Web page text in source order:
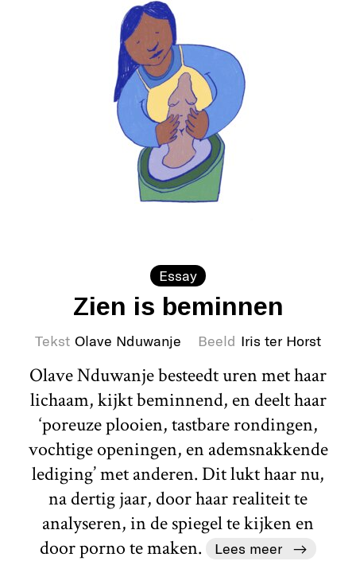
Essay
Zien is beminnen
Tekst Olave Nduwanje Beeld Iris ter Horst
Olave Nduwanje besteedt uren met haar
lichaam, kijkt beminnend, en deelt haar
‘poreuze plooien, tastbare rondingen,
vochtige openingen, en ademsnakkende
lediging’ met anderen. Dit lukt haar nu,
na dertig jaar, door haar realiteit te
analyseren, in de spiegel te kijken en
door porno te maken.
Lees meer